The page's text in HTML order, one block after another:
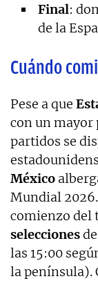
Final:
de la
Cuándo
Pese a que
con un
partidos se
México
Mundial
comienzo del
selecciones
las 15:00
la península).